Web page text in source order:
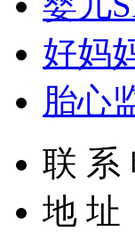
好妈
胎心
联 系
地 址